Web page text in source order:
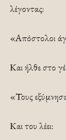
λέγοντας:
«Απόστολοι
Και ήλθε στο
«Τους
Και του λέει: